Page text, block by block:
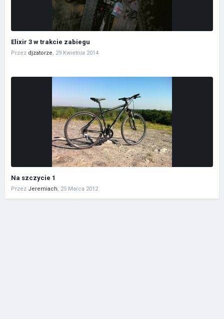
Elixir 3 w trakcie zabiegu
Przez djzatorze, 29 Kwietnia 2014
Na szczycie 1
Przez Jeremiach 25 Marca 2012